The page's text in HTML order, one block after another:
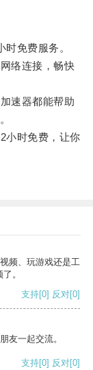
免费服务。
络连接，畅快
速器都能帮助
时免费，让你
频、玩游戏还是工
。
支持[0] 反对[0]
友一起交流。
支持[0] 反对[0]